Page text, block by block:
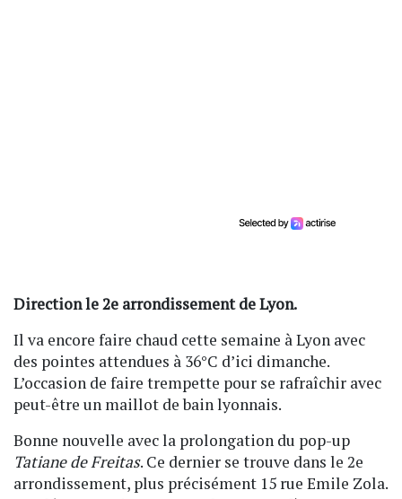
Direction le 2e arrondissement de Lyon.
Il va encore faire chaud cette semaine à Lyon avec
des pointes attendues à 36°C d’ici dimanche.
L’occasion de faire trempette pour se rafraîchir avec
peut-être un maillot de bain lyonnais.
Bonne nouvelle avec la prolongation du pop-up
Tatiane de Freitas. Ce dernier se trouve dans le 2e
arrondissement, plus précisément 15 rue Emile Zola.